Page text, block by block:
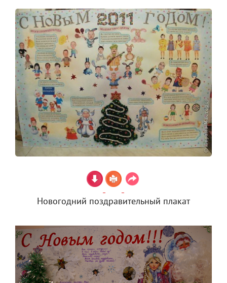
Новогодний поздравительный плакат